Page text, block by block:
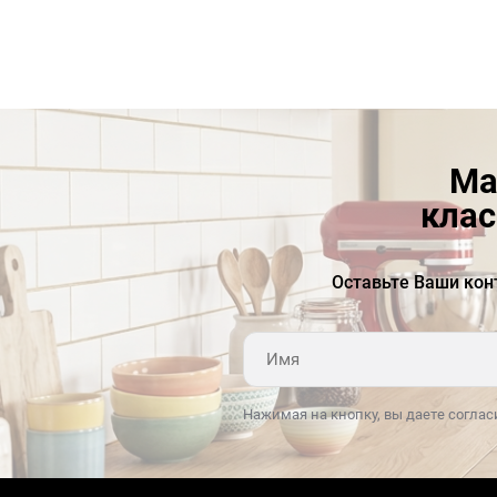
Массивный корпус миксера выполнен из
продуктов. Все детали двигателя и привода|а
также ручки управления миксера выполнены из
металла для долгой бесперебойной работы.
Аксессуары из нержавеющей стали
выдерживают значительные нагрузки и при
этом просты в уходе.
Надежная конструкция с подъемной чашей
округлой формы|как у коммерческих моделей|
идеально подходит для приготовления плотных
смесей и вымешивания большого количества
Оставьте Ваши
Нажимая на кнопку, вы даете